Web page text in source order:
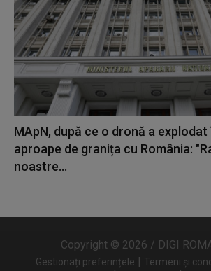
MApN, după ce o dronă a explodat
aproape de granița cu România:
noastre...
Copyright © 2026 / DIGI
Gestionați preferințele Termeni și